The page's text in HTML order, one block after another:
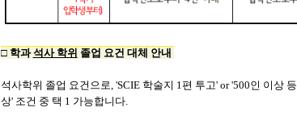
□ 학과석사 학위 졸업 요건 대체 안내
석사학위 졸업 요건으로, 'SCIE 학술지 1편 투고' or '500인 이상
상' 조건 중 택 1 가능합니다.